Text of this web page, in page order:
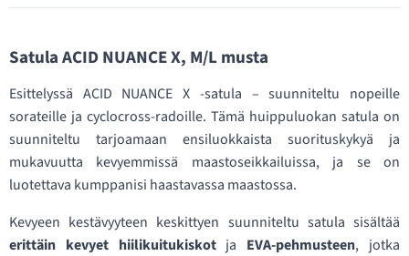
Satula ACID NUANCE X, M/L musta
Esittelyssä ACID NUANCE X -satula – suunniteltu nopeille
sorateille ja cyclocross-radoille. Tämä huippuluokan satula on
suunniteltu tarjoamaan ensiluokkaista suorituskykyä ja
mukavuutta kevyemmissä maastoseikkailuissa, ja se on
luotettava kumppanisi haastavassa maastossa.
Kevyeen kestävyyteen keskittyen suunniteltu satula sisältää
erittäin kevyet hiilikuitukiskotja EVA-pehmusteen, jotka